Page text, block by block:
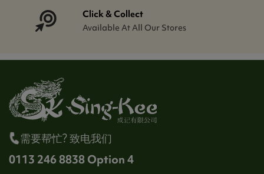
Click & Collect
Available At All Our Stores
需要帮忙? 致电我们
0113 246 8838 Option 4